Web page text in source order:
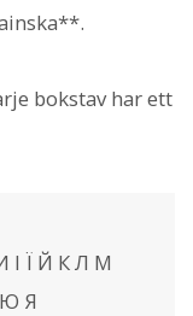
bokstav har ett
І Ї Й К Л М
Я